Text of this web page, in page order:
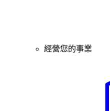
經營您的事業